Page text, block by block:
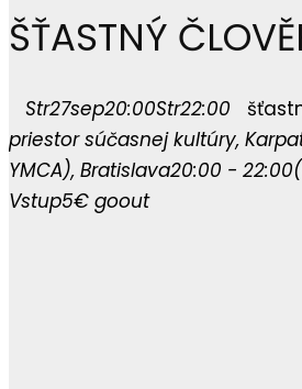
ŠŤASTNÝ
Str27sep20:00Str22:00
priestor súčasnej kultúry,
YMCA), Bratislava20:00 - 22:00
Vstup5€ goout